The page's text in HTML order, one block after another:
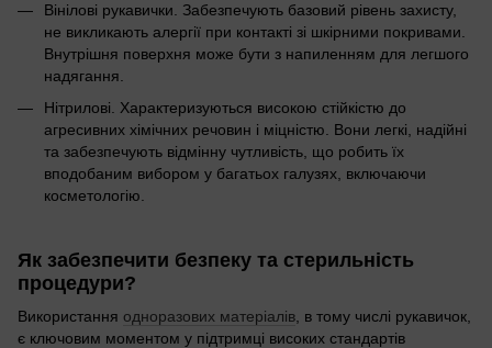
Вінілові рукавички. Забезпечують базовий рівень захисту,
не викликають алергії при контакті зі шкірними покривами.
Внутрішня поверхня може бути з напиленням для легшого
надягання.
Нітрилові. Характеризуються високою стійкістю до
агресивних хімічних речовин і міцністю. Вони легкі, надійні
та забезпечують відмінну чутливість, що робить їх
вподобаним вибором у багатьох галузях, включаючи
косметологію.
Як забезпечити безпеку та стерильність
процедури?
Використання одноразових матеріалів , в тому числі рукавичок,
є ключовим моментом у підтримці високих стандартів